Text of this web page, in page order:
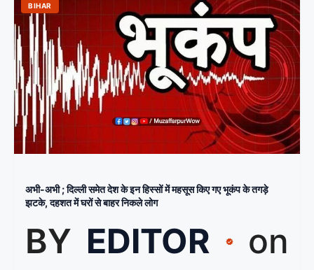
BIHAR
अभी-अभी ; दिल्ली समेत देश के इन हिस्सों में महसूस किए गए भूकंप के तगड़े
झटके, दहशत में घरों से बाहर निकले लोग
BY EDITOR
on